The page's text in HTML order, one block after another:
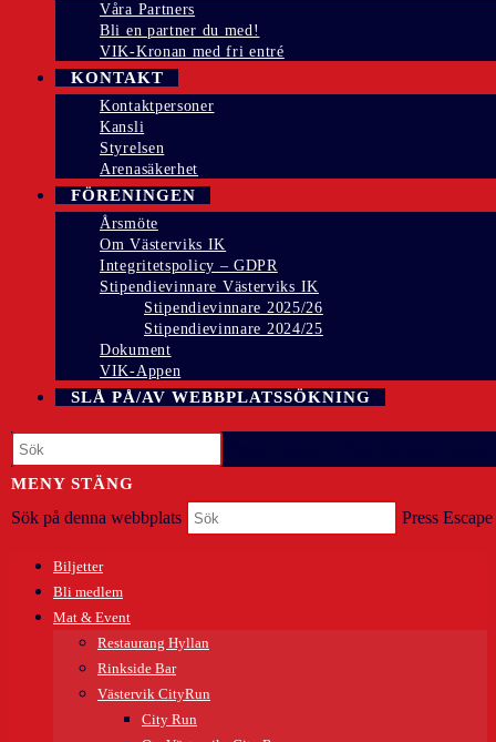
Våra Partners
Bli en partner du med!
VIK-Kronan med fri entré
KONTAKT
Kontaktpersoner
Kansli
Styrelsen
Arenasäkerhet
FÖRENINGEN
Årsmöte
Om Västerviks IK
Integritetspolicy – GDPR
Stipendievinnare Västerviks IK
Stipendievinnare 2025/26
Stipendievinnare 2024/25
Dokument
VIK-Appen
SLÅ PÅ/AV WEBBPLATSSÖKNING
MENY STÄNG
Sök på denna webbplats Press
Biljetter
Bli medlem
Mat & Event
Restaurang Hyllan
Rinkside Bar
Västervik CityRun
City Run